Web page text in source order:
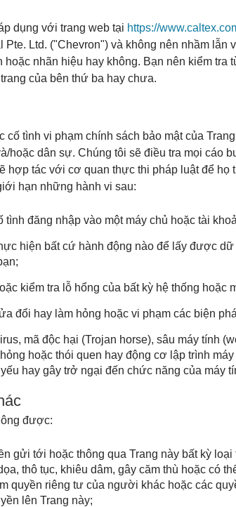
dụng với trang web tại https://
Pte. Ltd. ("Chevron") và không nên nhầm
hoặc nhãn hiệu hay không. Bạn nên kiểm tra
của bên thứ ba hay chưa.
cố tình vi phạm chính sách bảo mật của
hoặc dân sự. Chúng tôi sẽ điều tra mọi cáo
hợp tác với cơ quan thực thi pháp luật để họ
hạn những hành vi sau:
tình đăng nhập vào một máy chủ hoặc tài
hiện bất cứ hành động nào để lấy được
kiểm tra lỗ hổng của bất kỳ hệ thống hoặc
đổi hay làm hỏng hoặc vi phạm các biện
mã độc hại (Trojan horse), sâu máy tính
hoặc thói quen hay động cơ lập trình
hay gây trở ngại đến chức năng của máy
được:
gửi tới hoặc thông qua Trang này bất kỳ
thô tục, khiêu dâm, gây căm thù hoặc có
quyền riêng tư của người khác hoặc các
lên Trang này;